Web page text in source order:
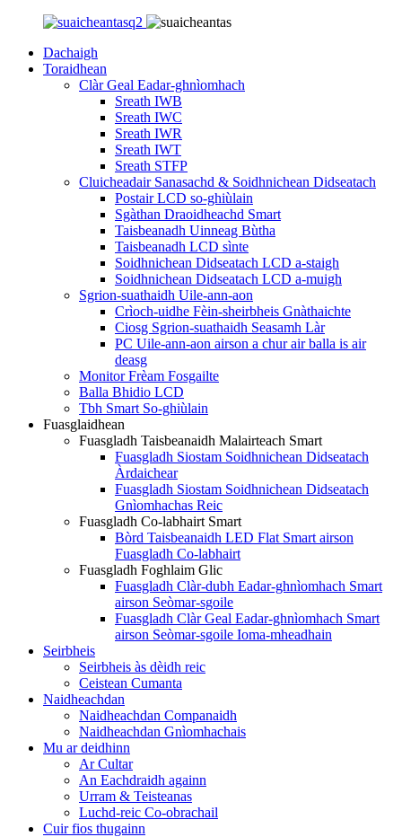
Dachaigh
Toraidhean
Clàr Geal Eadar-ghnìomhach
Sreath IWB
Sreath IWC
Sreath IWR
Sreath IWT
Sreath STFP
Cluicheadair Sanasachd & Soidhnichean Didseatach
Postair LCD so-ghiùlain
Sgàthan Draoidheachd Smart
Taisbeanadh Uinneag Bùtha
Taisbeanadh LCD sìnte
Soidhnichean Didseatach LCD a-staigh
Soidhnichean Didseatach LCD a-muigh
Sgrion-suathaidh Uile-ann-aon
Crìoch-uidhe Fèin-sheirbheis Gnàthaichte
Ciosg Sgrion-suathaidh Seasamh Làr
PC Uile-ann-aon airson a chur air balla is air
deasg
Monitor Frèam Fosgailte
Balla Bhidio LCD
Tbh Smart So-ghiùlain
Fuasglaidhean
Fuasgladh Taisbeanaidh Malairteach Smart
Fuasgladh Siostam Soidhnichean Didseatach
Àrdaichear
Fuasgladh Siostam Soidhnichean Didseatach
Gnìomhachas Reic
Fuasgladh Co-labhairt Smart
Bòrd Taisbeanaidh LED Flat Smart airson
Fuasgladh Co-labhairt
Fuasgladh Foghlaim Glic
Fuasgladh Clàr-dubh Eadar-ghnìomhach Smart
airson Seòmar-sgoile
Fuasgladh Clàr Geal Eadar-ghnìomhach Smart
airson Seòmar-sgoile Ioma-mheadhain
Seirbheis
Seirbheis às dèidh reic
Ceistean Cumanta
Naidheachdan
Naidheachdan Companaidh
Naidheachdan Gnìomhachais
Mu ar deidhinn
Ar Cultar
An Eachdraidh againn
Urram & Teisteanas
Luchd-reic Co-obrachail
Cuir fios thugainn